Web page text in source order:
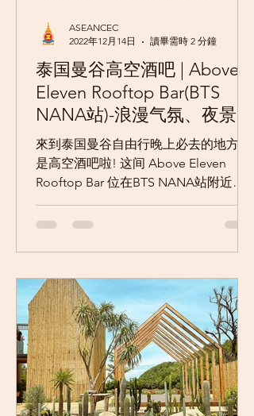
泰国曼谷高空酒吧 | Above
Eleven Rooftop Bar(BTS
NANA站)-浪漫气氛、夜景超
赞的高空酒吧!
來到泰国曼谷自由行晚上必去的地方就
是高空酒吧啦! 这间 Above Eleven
Rooftop Bar 位在BTS NANA站附近的
高空酒吧，气氛相当的浪漫、夜景也很
漂亮，与之前KENJI去过的Red Sky Bar
ASEANCEC
2022年12月14日
讀畢需時 2 分鐘